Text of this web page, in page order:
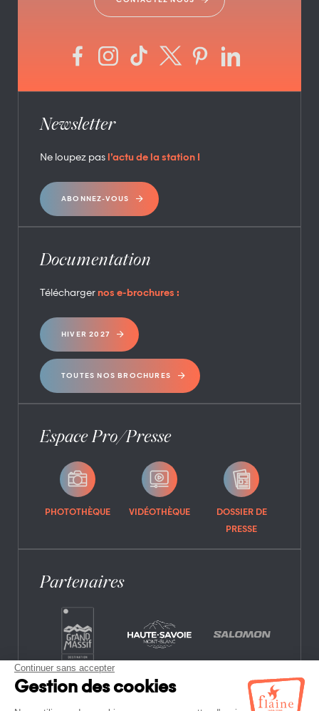
Newsletter
Ne loupez pas l’actu de la station !
ABONNEZ-VOUS
Documentation
Télécharger nos e-brochures :
HIVER 2027
TOUTES NOS BROCHURES
Espace Pro/Presse
PHOTOTHÈQUE VIDÉOTHÈQUE
DOSSIER DE
PRESSE
Partenaires